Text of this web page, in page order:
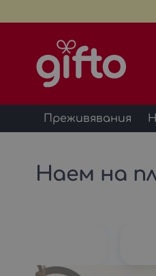
Преживявания
Наем на